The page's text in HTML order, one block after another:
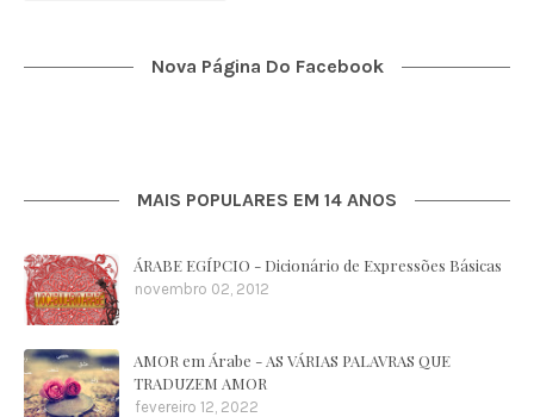
Nova Página Do Facebook
MAIS POPULARES EM 14 ANOS
ÁRABE EGÍPCIO - Dicionário de Expressões Básicas
novembro 02, 2012
AMOR em Árabe - AS VÁRIAS PALAVRAS QUE
TRADUZEM AMOR
fevereiro 12, 2022